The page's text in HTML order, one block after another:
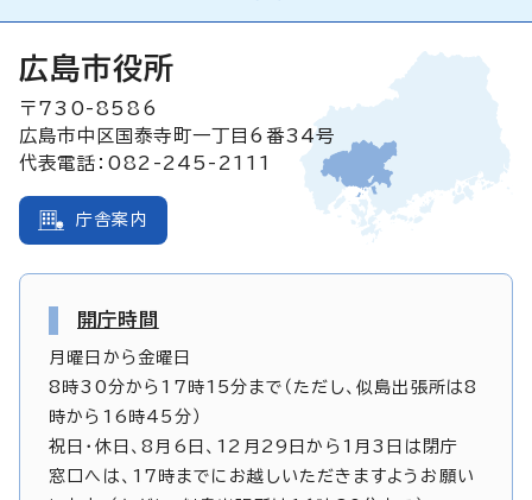
広島市役所
〒730-8586
広島市中区国泰寺町一丁目6番34号
代表電話：082-245-2111
庁舎案内
開庁時間
月曜日から金曜日
8時30分から17時15分まで（ただし、似島出張所は8
時から16時45分）
祝日・休日、8月6日、12月29日から1月3日は閉庁
窓口へは、17時までにお越しいただきますようお願い